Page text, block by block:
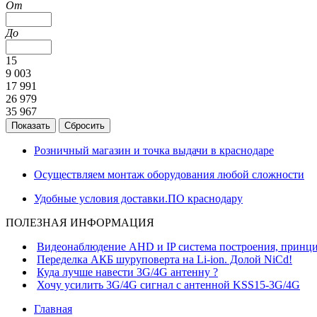
От
До
15
9 003
17 991
26 979
35 967
Розничный магазин и точка выдачи в краснодаре
Осуществляем монтаж оборудования любой сложности
Удобные условия доставки.ПО краснодару
ПОЛЕЗНАЯ ИНФОРМАЦИЯ
Видеонаблюдение AHD и IP система построения,
Переделка АКБ шуруповерта на Li-ion. Долой NiCd!
Куда лучше навести 3G/4G антенну ?
Хочу усилить 3G/4G сигнал с антенной KSS15-3G/4G
Главная